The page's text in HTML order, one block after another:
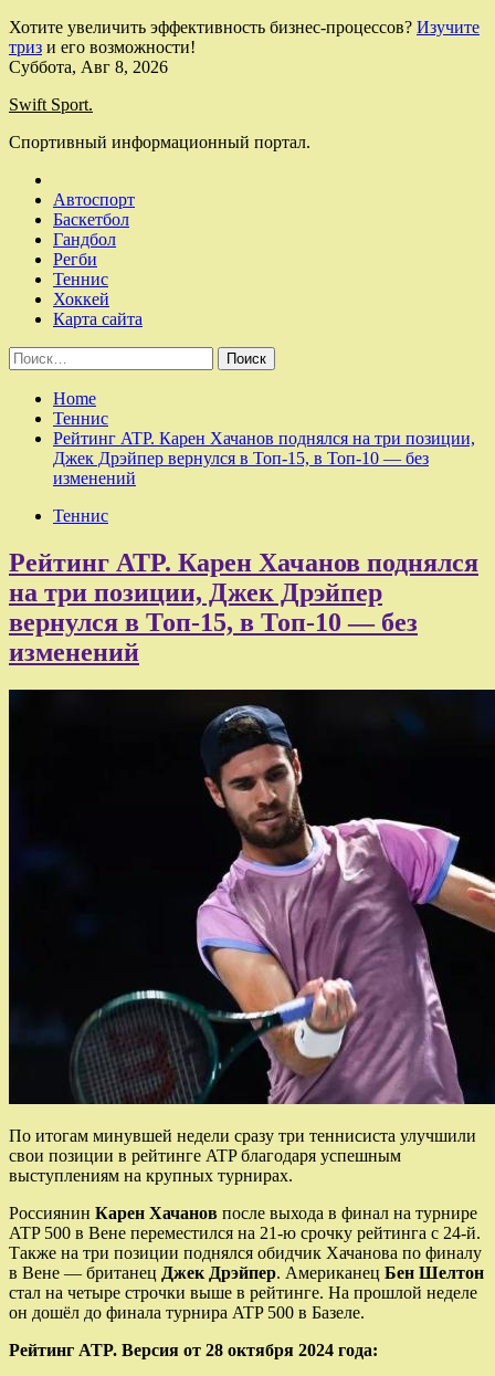
Хотите увеличить эффективность бизнес-процессов? Изучите
триз и его возможности!
Skip
content
Суббота, Авг 8, 2026
Swift Sport.
Спортивный информационный портал.
Автоспорт
Баскетбол
Гандбол
Регби
Теннис
Хоккей
Карта сайта
Найти:
Home
Теннис
Рейтинг ATP. Карен Хачанов поднялся на три позиции,
Джек Дрэйпер вернулся в Топ-15, в Топ-10 — без
изменений
Теннис
Рейтинг ATP. Карен Хачанов поднялся
на три позиции, Джек Дрэйпер
вернулся в Топ-15, в Топ-10 — без
изменений
По итогам минувшей недели сразу три теннисиста улучшили
свои позиции в рейтинге ATP благодаря успешным
выступлениям на крупных турнирах.
Россиянин Карен Хачанов после выхода в финал на турнире
ATP 500 в Вене переместился на 21-ю срочку рейтинга с 24-й.
Также на три позиции поднялся обидчик Хачанова по финалу
в Вене — британец Джек Дрэйпер. Американец Бен Шелтон
стал на четыре строчки выше в рейтинге. На прошлой неделе
он дошёл до финала турнира ATP 500 в Базеле.
Рейтинг ATP. Версия от 28 октября 2024 года: